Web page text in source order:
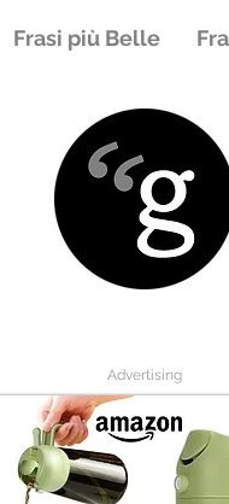
Frasi più Belle
Advertising